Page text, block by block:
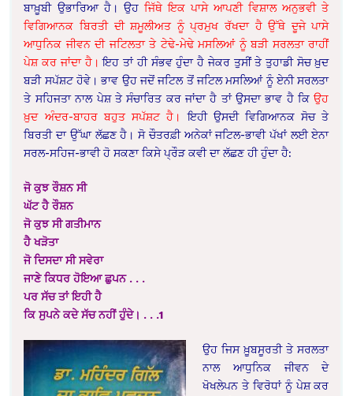
ਬਾਖ਼ੂਬੀ ਉਭਾਰਿਆ ਹੈ। ਉਹ ਜਿੱਥੇ ਇਕ ਪਾਸੇ ਆਪਣੀ ਵਿਸ਼ਾਲ ਅਨੁਭਵੀ ਤੇ
ਵਿਗਿਆਨਕ ਬਿਰਤੀ ਦੀ ਸ਼ਮੂਲੀਅਤ ਨੂੰ ਪ੍ਰਮੁਖ ਰੱਖਦਾ ਹੈ ਉੱਥੇ ਦੂਜੇ ਪਾਸੇ
ਆਧੁਨਿਕ ਜੀਵਨ ਦੀ ਜਟਿਲਤਾ ਤੇ ਟੇਢੇ-ਮੇਢੇ ਮਸਲਿਆਂ ਨੂੰ ਬੜੀ ਸਰਲਤਾ ਰਾਹੀਂ
ਪੇਸ਼ ਕਰ ਜਾਂਦਾ ਹੈ। ਇਹ ਤਾਂ ਹੀ ਸੰਭਵ ਹੁੰਦਾ ਹੈ ਜੇਕਰ ਤੁਸੀਂ ਤੇ ਤੁਹਾਡੀ ਸੋਚ ਖ਼ੁਦ
ਬੜੀ ਸਪੱਸ਼ਟ ਹੋਵੇ। ਭਾਵ ਉਹ ਜਦੋਂ ਜਟਿਲ ਤੋਂ ਜਟਿਲ ਮਸਲਿਆਂ ਨੂੰ ਏਨੀ ਸਰਲਤਾ
ਤੇ ਸਹਿਜਤਾ ਨਾਲ ਪੇਸ਼ ਤੇ ਸੰਚਾਰਿਤ ਕਰ ਜਾਂਦਾ ਹੈ ਤਾਂ ਉਸਦਾ ਭਾਵ ਹੈ ਕਿਉਹ
ਖ਼ੁਦ ਅੰਦਰ-ਬਾਹਰ ਬਹੁਤ ਸਪੱਸ਼ਟ ਹੈ। ਇਹੀ ਉਸਦੀ ਵਿਗਿਆਨਕ ਸੋਚ ਤੇ
ਬਿਰਤੀ ਦਾ ਉੱਘਾ ਲੱਛਣ ਹੈ। ਸੋ ਚੌਤਰਫ਼ੀ ਅਨੇਕਾਂ ਜਟਿਲ-ਭਾਵੀ ਪੱਖਾਂ ਲਈ ਏਨਾ
ਸਰਲ-ਸਹਿਜ-ਭਾਵੀ ਹੋ ਸਕਣਾ ਕਿਸੇ ਪ੍ਰੌੜ ਕਵੀ ਦਾ ਲੱਛਣ ਹੀ ਹੁੰਦਾ ਹੈ:
ਜੋ ਕੁਝ ਰੌਸ਼ਨ ਸੀ
ਘੱਟ ਹੈ ਰੌਸ਼ਨ
ਜੋ ਕੁਝ ਸੀ ਗਤੀਮਾਨ
ਹੈ ਖੜੋਤਾ
ਜੋ ਦਿਸਦਾ ਸੀ ਸਵੇਰਾ
ਜਾਣੇ ਕਿਧਰ ਹੋਇਆ ਛੁਪਨ . . .
ਪਰ ਸੱਚ ਤਾਂ ਇਹੀ ਹੈ
ਕਿ ਸੁਪਨੇ ਕਦੇ ਸੱਚ ਨਹੀਂ ਹੁੰਦੇ। . . .1
ਉਹ ਜਿਸ ਖ਼ੂਬਸੂਰਤੀ ਤੇ ਸਰਲਤਾ
ਨਾਲ ਆਧੁਨਿਕ ਜੀਵਨ ਦੇ
ਖੋਖਲੇਪਨ ਤੇ ਵਿਰੋਧਾਂ ਨੂੰ ਪੇਸ਼ ਕਰ